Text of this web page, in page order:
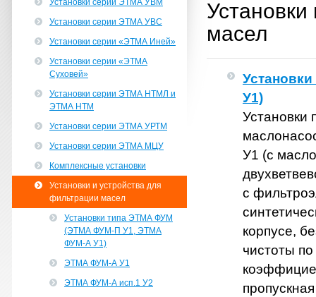
масел
У1)
У1 (с
с
корпусе,
чистоты
Установки серии ЭТМА УВМ
Установки серии ЭТМА УВС
Установки серии «ЭТМА Иней»
Установки серии «ЭТМА
Суховей»
Установки серии ЭТМА НТМЛ и
ЭТМА НТМ
Установки серии ЭТМА УРТМ
Установки серии ЭТМА МЦУ
Комплексные установки
Установки и устройства для
фильтрации масел
Установки типа ЭТМА ФУМ
(ЭТМА ФУМ-П У1, ЭТМА
ФУМ-А У1)
ЭТМА ФУМ-А У1
ЭТМА ФУМ-А исп.1 У2